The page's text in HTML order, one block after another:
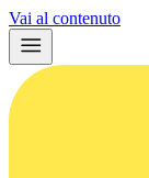
Vai al contenuto